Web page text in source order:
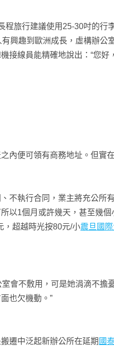
建議使用25-30吋的行李
興趣到歐洲成長，虛構辦
線員能精確地說出：“您
可領有商務地址。但實在“
行合同，業主將充公所有
以1個月或許幾天，甚至幾
，超越時光按80元/小震旦國
敷用，可是她涓滴不擔憂
也欠機動。”
遷中泛起新辦公所在延期 國